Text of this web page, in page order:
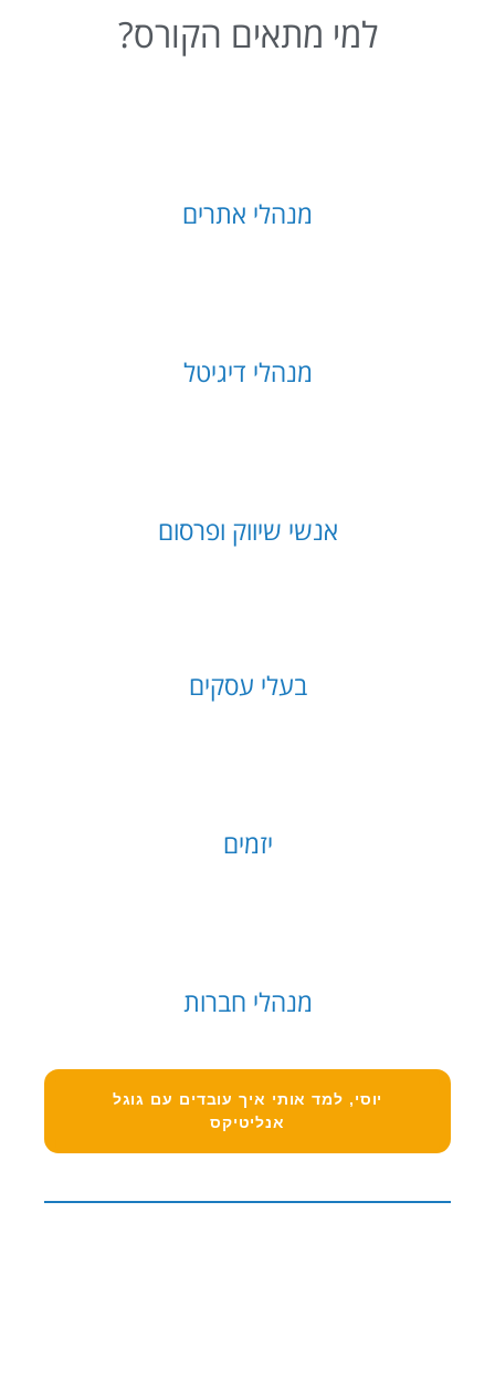
למי מתאים הקורס?
מנהלי אתרים
מנהלי דיגיטל
אנשי שיווק ופרסום
בעלי עסקים
יזמים
מנהלי חברות
יוסי, למד אותי איך עובדים עם גוגל
אנליטיקס